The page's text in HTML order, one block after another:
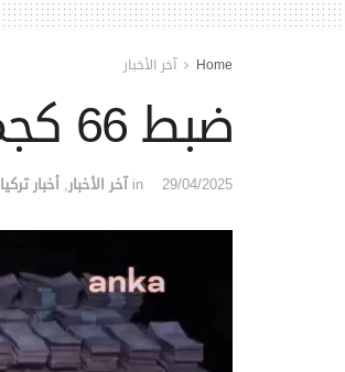
Home آخر الأخبار
ضبط 66 كجم ذهب مهرب وعملات الأجنبية في مطار فان
29/04/2025
in آخر الأخبار, أخبار تركيا